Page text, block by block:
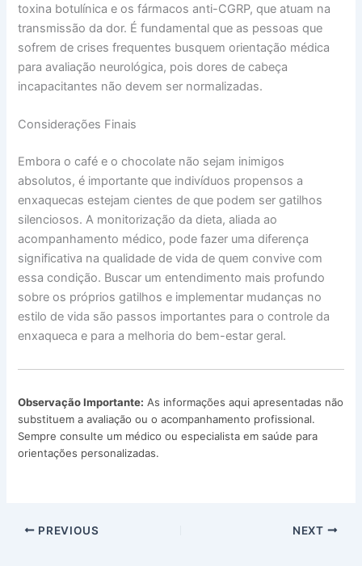
toxina botulínica e os fármacos anti-CGRP, que atuam na
transmissão da dor. É fundamental que as pessoas que
sofrem de crises frequentes busquem orientação médica
para avaliação neurológica, pois dores de cabeça
incapacitantes não devem ser normalizadas.
Considerações Finais
Embora o café e o chocolate não sejam inimigos
absolutos, é importante que indivíduos propensos a
enxaquecas estejam cientes de que podem ser gatilhos
silenciosos. A monitorização da dieta, aliada ao
acompanhamento médico, pode fazer uma diferença
significativa na qualidade de vida de quem convive com
essa condição. Buscar um entendimento mais profundo
sobre os próprios gatilhos e implementar mudanças no
estilo de vida são passos importantes para o controle da
enxaqueca e para a melhoria do bem-estar geral.
Observação Importante: As informações aqui apresentadas não
substituem a avaliação ou o acompanhamento profissional.
Sempre consulte um médico ou especialista em saúde para
orientações personalizadas.
PREVIOUS NEXT